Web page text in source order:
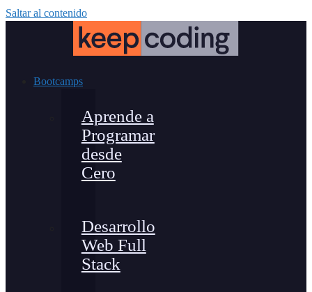
Saltar al contenido
Bootcamps
Aprende a
Programar
desde
Cero
Desarrollo
Web Full
Stack